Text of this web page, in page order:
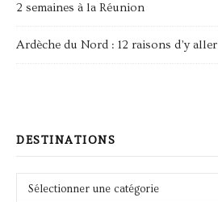
2 semaines à la Réunion
Ardèche du Nord : 12 raisons d’y aller
DESTINATIONS
Destinations